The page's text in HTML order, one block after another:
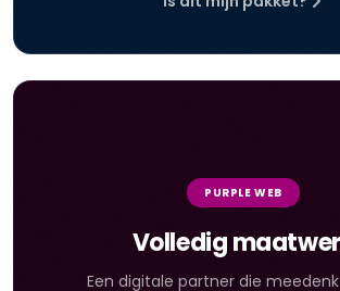
PURPLE WEB
Volledig
Een digitale partner die